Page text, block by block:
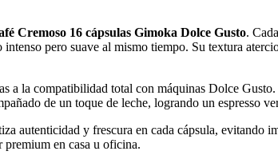
Cremoso 16 cápsulas Gimoka Dolce Gusto.
pero suave al mismo tiempo. Su textura
a la compatibilidad total con máquinas Dolce
de un toque de leche, logrando un espresso
autenticidad y frescura en cada cápsula, evitando
en casa u oficina.